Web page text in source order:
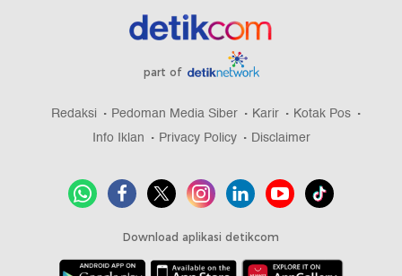
part of
Redaksi Pedoman Media Siber Karir
Kotak Pos
Info Iklan
Privacy Policy Disclaimer
Download aplikasi detikcom